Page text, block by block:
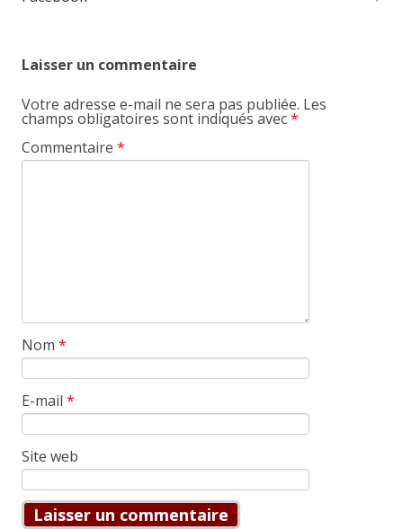
Laisser un commentaire
Votre adresse e-mail ne sera pas publiée. Les
champs obligatoires sont indiqués avec*
Commentaire *
Nom *
E-mail *
Site web